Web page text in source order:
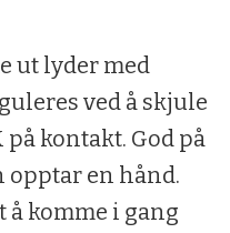
alle fløytene i
var dog litt
gode toner.
ut lyder med
ved å skjule
kontakt. God på
opptar en hånd.
å komme i gang